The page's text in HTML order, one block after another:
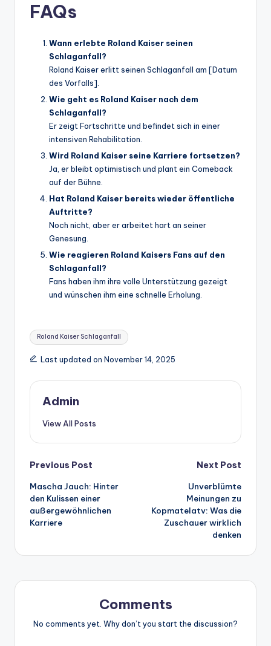
FAQs
Wann erlebte Roland Kaiser seinen
Schlaganfall?
Roland Kaiser erlitt seinen Schlaganfall am [Datum
des Vorfalls].
Wie geht es Roland Kaiser nach dem
Schlaganfall?
Er zeigt Fortschritte und befindet sich in einer
intensiven Rehabilitation.
Wird Roland Kaiser seine Karriere fortsetzen?
Ja, er bleibt optimistisch und plant ein Comeback
auf der Bühne.
Hat Roland Kaiser bereits wieder öffentliche
Auftritte?
Noch nicht, aber er arbeitet hart an seiner
Genesung.
Wie reagieren Roland Kaisers Fans auf den
Schlaganfall?
Fans haben ihm ihre volle Unterstützung gezeigt
und wünschen ihm eine schnelle Erholung.
Tags:
Roland Kaiser Schlaganfall
Last updated on November 14, 2025
Admin
View All Posts
Post
navigation
Previous Post
Mascha Jauch: Hinter
den Kulissen einer
außergewöhnlichen
Karriere
Next Post
Unverblümte
Meinungen zu
Kopmatelatv: Was die
Zuschauer wirklich
denken
Comments
No comments yet. Why don’t you start the discussion?